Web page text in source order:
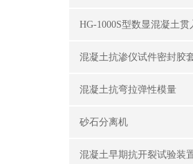
HG-1000S型数显混凝土贯
混凝土抗弯拉弹性模量
砂石分离机